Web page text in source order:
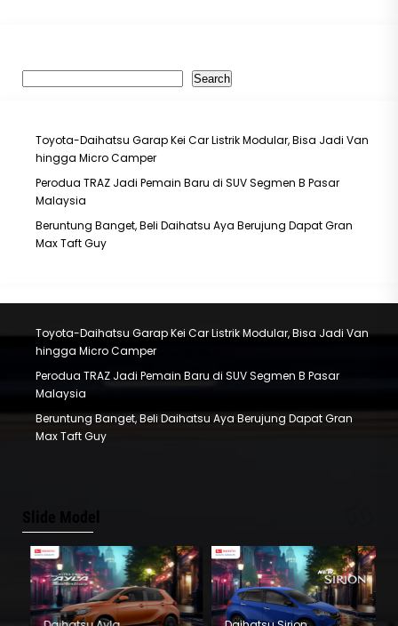
Search
Toyota-Daihatsu Garap Kei Car Listrik Modular, Bisa Jadi Van
hingga Micro Camper
Perodua TRAZ Jadi Pemain Baru di SUV Segmen B Pasar
Malaysia
Beruntung Banget, Beli Daihatsu Aya Berujung Dapat Gran
Max Taft Guy
Toyota-Daihatsu Garap Kei Car Listrik Modular, Bisa Jadi Van
hingga Micro Camper
Perodua TRAZ Jadi Pemain Baru di SUV Segmen B Pasar
Malaysia
Beruntung Banget, Beli Daihatsu Aya Berujung Dapat Gran
Max Taft Guy